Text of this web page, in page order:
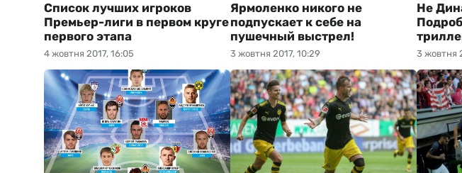
4 жовтня 2017, 16:05
Список лучших игроков
Премьер-лиги в первом круге
первого этапа
3 жовтня 2017, 10:29
Ярмоленко никого не
подпускает к себе на
пушечный выстрел!
3 жовтня
Не